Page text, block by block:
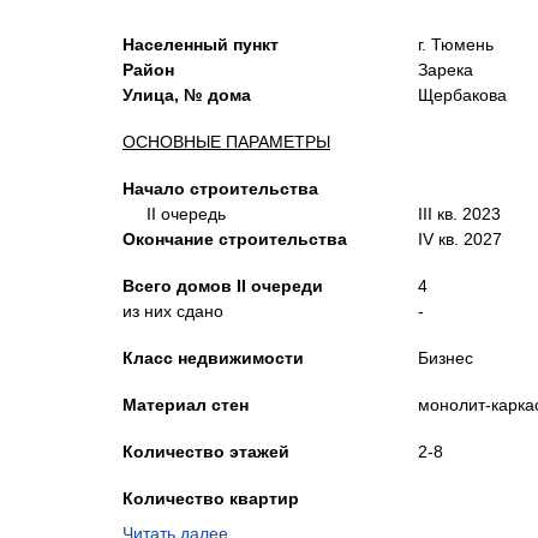
Населенный пункт
Район
Улица, № дома
ОСНОВНЫЕ ПАРАМЕТРЫ
Начало строительства
II очередь
Окончание строительства
Всего домов II очереди
из них сдано
Класс недвижимости
Материал стен
Количество этажей
Количество квартир
г. Тюмень
Зарека
Щербакова
III кв. 2023
IV кв. 2027
4
-
Бизнес
монолит-
2-8
Читать далее…